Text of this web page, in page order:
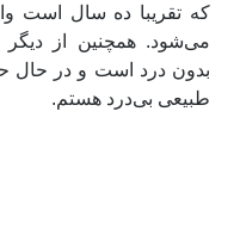
که تقریبا ده سال است
می‌شود. همچنین از دیگر
بدون درد است و در حال
طبیعی بی‌درد هستم.